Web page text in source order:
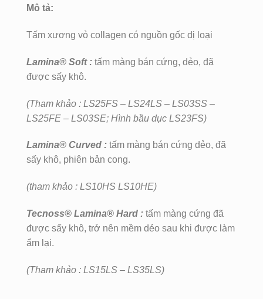
Mô tả:
Tấm xương vỏ collagen có nguồn gốc dị loại
Lamina® Soft : tấm màng bán cứng, dẻo, đã
được sấy khô.
(Tham khảo : LS25FS – LS24LS – LS03SS –
LS25FE – LS03SE; Hình bầu dục LS23FS)
Lamina® Curved : tấm màng bán cứng dẻo, đã
sấy khô, phiên bản cong.
(tham khảo : LS10HS LS10HE)
Tecnoss® Lamina® Hard : tấm màng cứng đã
được sấy khô, trở nên mềm dẻo sau khi được làm
ẩm lại.
(Tham khảo : LS15LS – LS35LS)